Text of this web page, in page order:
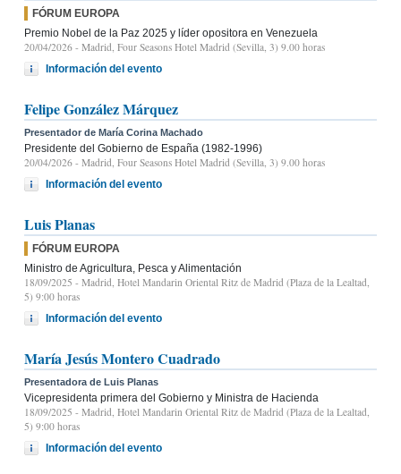
FÓRUM EUROPA
Premio Nobel de la Paz 2025 y líder opositora en Venezuela
20/04/2026 - Madrid, Four Seasons Hotel Madrid (Sevilla, 3) 9.00 horas
Información del evento
Felipe González Márquez
Presentador de María Corina Machado
Presidente del Gobierno de España (1982-1996)
20/04/2026 - Madrid, Four Seasons Hotel Madrid (Sevilla, 3) 9.00 horas
Información del evento
Luis Planas
FÓRUM EUROPA
Ministro de Agricultura, Pesca y Alimentación
18/09/2025 - Madrid, Hotel Mandarin Oriental Ritz de Madrid (Plaza de la Lealtad,
5) 9:00 horas
Información del evento
María Jesús Montero Cuadrado
Presentadora de Luis Planas
Vicepresidenta primera del Gobierno y Ministra de Hacienda
18/09/2025 - Madrid, Hotel Mandarin Oriental Ritz de Madrid (Plaza de la Lealtad,
5) 9:00 horas
Información del evento